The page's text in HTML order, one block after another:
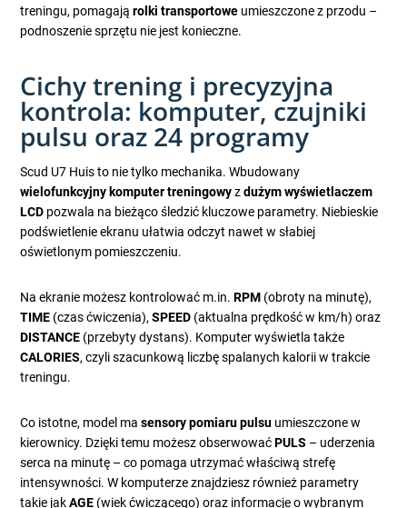
treningu, pomagająrolki transportowe umieszczone z przodu –
podnoszenie sprzętu nie jest konieczne.
Cichy trening i precyzyjna
kontrola: komputer, czujniki
pulsu oraz 24 programy
Scud U7 Huis to nie tylko mechanika. Wbudowany
wielofunkcyjny komputer treningowyzdużym wyświetlaczem
LCD pozwala na bieżąco śledzić kluczowe parametry. Niebieskie
podświetlenie ekranu ułatwia odczyt nawet w słabiej
oświetlonym pomieszczeniu.
Na ekranie możesz kontrolować m.in.RPM (obroty na minutę),
TIME (czas ćwiczenia),SPEED (aktualna prędkość w km/h) oraz
DISTANCE (przebyty dystans). Komputer wyświetla także
CALORIES, czyli szacunkową liczbę spalanych kalorii w trakcie
treningu.
Co istotne, model masensory pomiaru pulsu umieszczone w
kierownicy. Dzięki temu możesz obserwowaćPULS – uderzenia
serca na minutę – co pomaga utrzymać właściwą strefę
intensywności. W komputerze znajdziesz również parametry
takie jakAGE (wiek ćwiczącego) oraz informacje o wybranym